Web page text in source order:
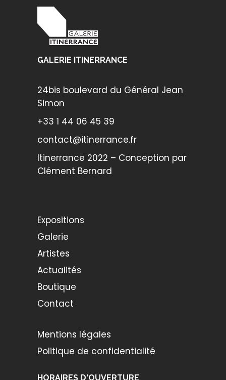
GALERIE ITINERRANCE
24bis boulevard du Général Jean
Simon
+33 1 44 06 45 39
contact@itinerrance.fr
Itinerrance 2022 – Conception par
Clément Bernard
Expositions
Galerie
Artistes
Actualités
Boutique
Contact
Mentions légales
Politique de confidentialité
HORAIRES D'OUVERTURE